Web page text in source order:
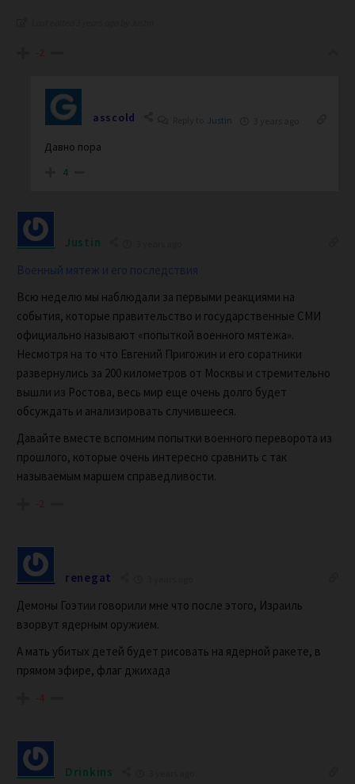
-2
asscold Justin
Давно пора
4
Justin
Военный мятеж и его последствия
Всю неделю мы наблюдали за первыми реакциями на
события, которые правительство и государственные СМИ
официально называют «попыткой военного мятежа».
Несмотря на то что Евгений Пригожин и его соратники
развернулись за 200 километров от Москвы и стремительно
вышли из Ростова, весь мир еще очень долго будет
обсуждать и анализировать случившееся.
Давайте вместе вспомним попытки военного переворота из
прошлого, которые очень интересно сравнить с так
называемым маршем справедливости.
-2
renegat
Демоны Гоэтии говорили мне что после этого, Израиль
взорвут ядерным оружием.
А мать убитых детей будет рисовать на ядерной ракете, в
прямом эфире, флаг джихада
-4
Drinkins